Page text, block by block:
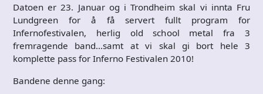
Datoen er 23. Januar og i Trondheim skal vi innta Fru
Lundgreen for å få servert fullt program for
Infernofestivalen, herlig old school metal fra 3
fremragende band…samt at vi skal gi bort hele 3
komplette pass for Inferno Festivalen 2010!
Bandene denne gang: